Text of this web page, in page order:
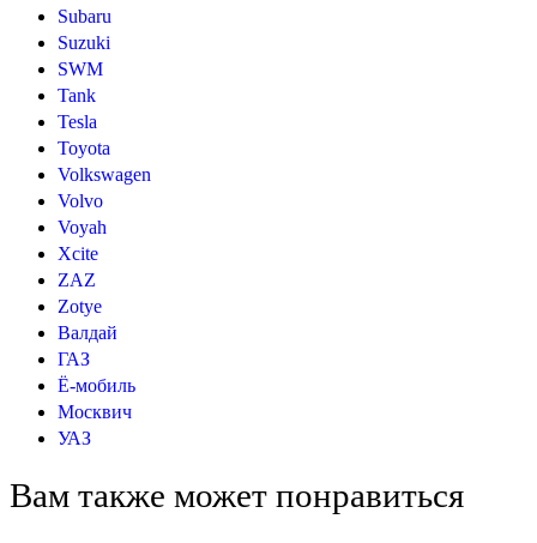
Subaru
Suzuki
SWM
Tank
Tesla
Toyota
Volkswagen
Volvo
Voyah
Xcite
ZAZ
Zotye
Валдай
ГАЗ
Ё-мобиль
Москвич
УАЗ
Вам также может понравиться